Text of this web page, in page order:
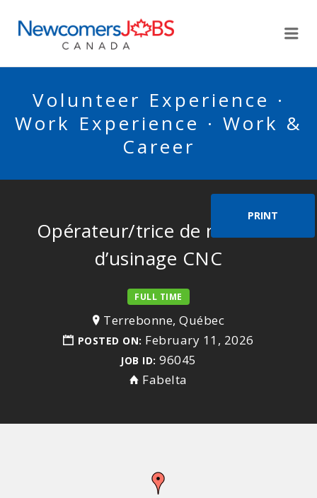
Volunteer Experience ·
Work Experience · Work &
Career
PRINT
Opérateur/trice de machine
d’usinage CNC
FULL TIME
Terrebonne, Québec
POSTED ON: February 11, 2026
JOB ID: 96045
Fabelta